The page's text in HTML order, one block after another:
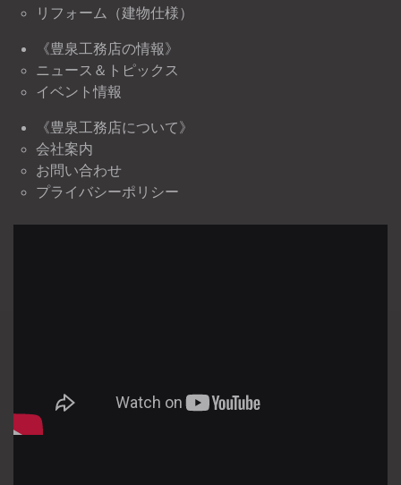
リフォーム（建物仕様）
《豊泉工務店の情報》
ニュース＆トピックス
イベント情報
《豊泉工務店について》
会社案内
お問い合わせ
プライバシーポリシー